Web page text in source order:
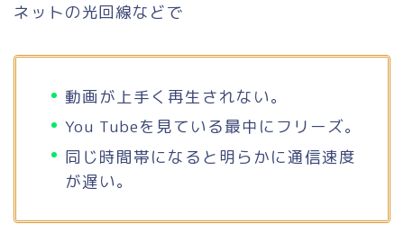
ネットの光回線などで
動画が上手く再生されない。
You Tubeを見ている最中にフリーズ。
同じ時間帯になると明らかに通信速度
が遅い。